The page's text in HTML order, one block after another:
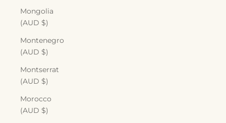
Mongolia
(AUD $)
Montenegro
(AUD $)
Montserrat
(AUD $)
Morocco
(AUD $)